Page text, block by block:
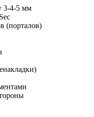
3-4-5 мм
(порталов)